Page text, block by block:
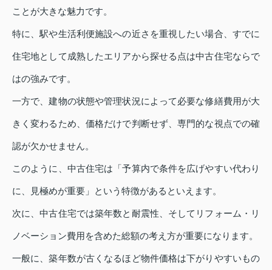
ことが大きな魅力です。
特に、駅や生活利便施設への近さを重視したい場合、すでに
住宅地として成熟したエリアから探せる点は中古住宅ならで
はの強みです。
一方で、建物の状態や管理状況によって必要な修繕費用が大
きく変わるため、価格だけで判断せず、専門的な視点での確
認が欠かせません。
このように、中古住宅は「予算内で条件を広げやすい代わり
に、見極めが重要」という特徴があるといえます。
次に、中古住宅では築年数と耐震性、そしてリフォーム・リ
ノベーション費用を含めた総額の考え方が重要になります。
一般に、築年数が古くなるほど物件価格は下がりやすいもの